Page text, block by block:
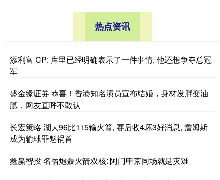
热点资讯
添利富 CP: 库里已经明确表示了一件事情, 他还想争夺总冠
军
盛金缘证券 恭喜！香港知名演员宣布结婚，身材发胖变油
腻，网友直呼不敢认
长宏策略 湖人96比115输火箭, 赛后收4坏3好消息, 詹姆斯
成为输球罪魁祸首
鑫赢智投 名宿炮轰火箭双核: 阿门申京同场就是灾难